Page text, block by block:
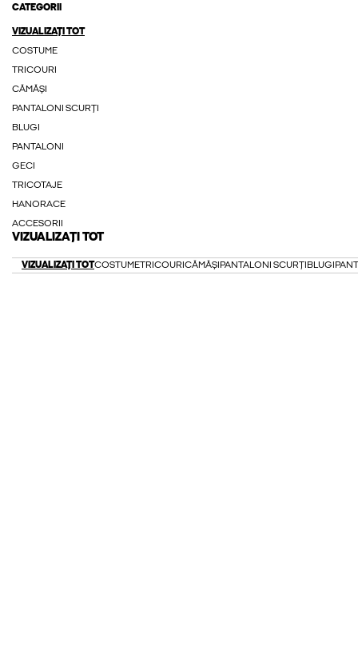
CATEGORII
VIZUALIZAȚI TOT
COSTUME
TRICOURI
CĂMĂȘI
PANTALONI SCURȚI
BLUGI
PANTALONI
GECI
TRICOTAJE
HANORACE
ACCESORII
VIZUALIZAȚI TOT
VIZUALIZAȚI TOTCOSTUMETRICOURI CĂMĂȘI PANTALONI SCURȚI BLUGI